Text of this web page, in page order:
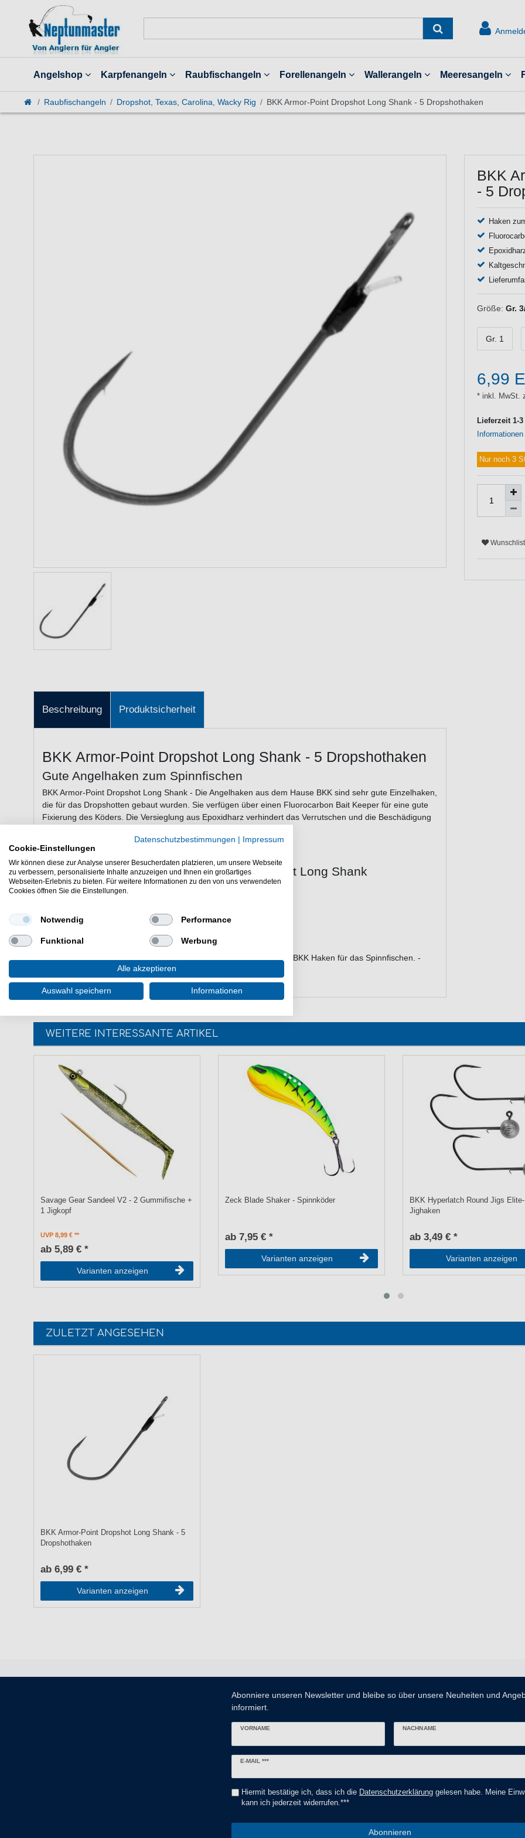
Angelshop Karpfenangeln Raubfischangeln Forellenangeln Wallerangeln Meeresangeln
Raubfischangeln Dropshot, Texas, Carolina, Wacky Rig BKK Armor-Point Dropshot Long Shank - 5 Dropshothaken
BKK
- 5
Haken
Größe: Gr.
Gr. 1
6,99
* inkl. MwSt.
Lieferzeit 1-
Nur noch 3
Beschreibung Produktsicherheit
BKK Armor-Point Dropshot Long Shank - 5 Dropshothaken
Gute Angelhaken zum Spinnfischen
BKK Armor-Point Dropshot Long Shank - Die Angelhaken aus dem Hause BKK sind sehr gute Einzelhaken,
die für das Dropshotten gebaut wurden. Sie verfügen über einen Fluorocarbon Bait Keeper für eine gute
Fixierung des Köders. Die Versieglung aus Epoxidharz verhindert das Verrutschen und die Beschädigung
Eigenschaften der BKK Armor-Point Dropshot Long Shank
Haken zum Dropshotten
Kaltgeschmiedeter Schaft
Lieferumfang: 5 Haken in einer gewählten Größe
Günstig Armor-Point Dropshot Long Shank online kaufen & sparen. BKK Haken für das Spinnfischen. -
HIER 5 Dropshothaken bestellen.
WEITERE INTERESSANTE ARTIKEL
Savage Gear Sandeel V2 - 2 Gummifische +
1 Jigkopf
UVP 8,99 €
ab 5,89 € *
Varianten anzeigen
Zeck Blade Shaker - Spinnköder
ab 7,95 € *
Varianten anzeigen
BKK Hyperlatch Round Jigs
Jighaken
ab 3,49 € *
Varianten anzeigen
ZULETZT ANGESEHEN
BKK Armor-Point Dropshot Long Shank - 5
Dropshothaken
ab 6,99 € *
Varianten anzeigen
Abonniere unseren Newsletter und bleibe so über unsere Neuheiten und
informiert.
VORNAME NACHNAME
E-MAIL ***
Newsletter
Hiermit bestätige ich, dass ich die Daten­schutz­erklärung gelesen habe. Meine
kann ich jederzeit widerrufen.***
Abonnieren
Datenschutzbestimmungen
Impressum
Cookie-Einstellungen
Wir können diese zur Analyse unserer Besucherdaten platzieren, um unsere Webseite
zu verbessern, personalisierte Inhalte anzuzeigen und Ihnen ein großartiges
Webseiten-Erlebnis zu bieten. Für weitere Informationen zu den von uns verwendeten
Cookies öffnen Sie die Einstellungen.
Notwendig Performance
Funktional Werbung
Alle akzeptieren
Auswahl speichern Informationen